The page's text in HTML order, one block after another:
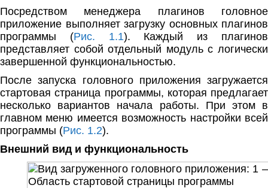
Посредством менеджера плагинов головное
приложение выполняет загрузку основных плагинов
программы (Рис. 1.1). Каждый из плагинов
представляет собой отдельный модуль с логически
завершенной функциональностью.
После запуска головного приложения загружается
стартовая страница программы, которая предлагает
несколько вариантов начала работы. При этом в
главном меню имеется возможность настройки всей
программы (Рис. 1.2).
Внешний вид и функциональность